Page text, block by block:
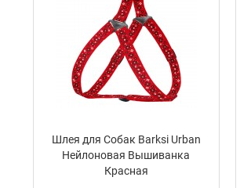
Шлея для Собак Barksi Urban
Нейлоновая Вышиванка
Красная